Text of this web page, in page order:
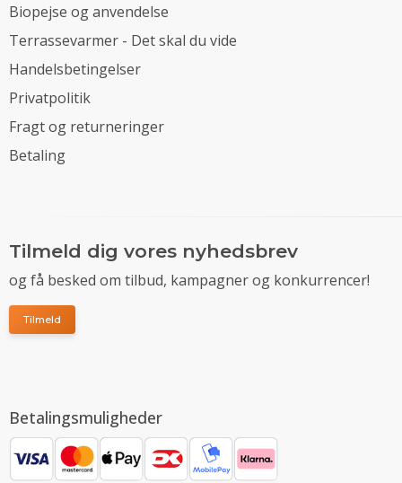
Biopejse og anvendelse
Terrassevarmer - Det skal du vide
Handelsbetingelser
Privatpolitik
Fragt og returneringer
Betaling
Tilmeld dig vores nyhedsbrev
og få besked om tilbud, kampagner og konkurrencer!
Tilmeld
Betalingsmuligheder